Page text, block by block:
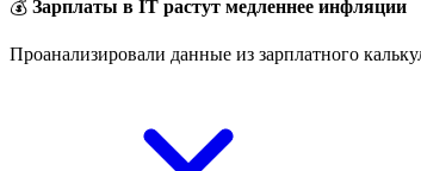
💰 Зарплаты в IT растут медленнее инфляции
Проанализировали данные из зарплатного